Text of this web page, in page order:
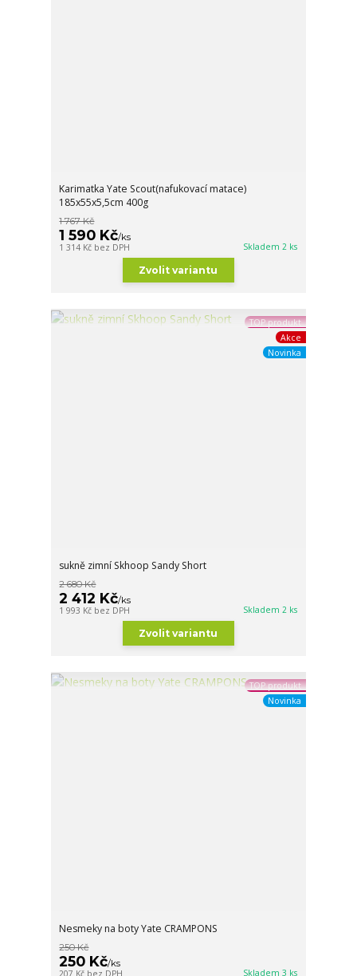
Karimatka Yate Scout(nafukovací matace)
185x55x5,5cm 400g
1 767 Kč
1 590 Kč/ks
1 314 Kč bez DPH Skladem 2 ks
Zvolit variantu
TOP produkt
Akce
Novinka
sukně zimní Skhoop Sandy Short
2 680 Kč
2 412 Kč/ks
1 993 Kč bez DPH Skladem 2 ks
Zvolit variantu
TOP produkt
Novinka
Nesmeky na boty Yate CRAMPONS
250 Kč
250 Kč/ks
Skladem 3 ks